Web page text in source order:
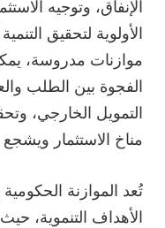
الإنفاق، وتوجيه
الأولوية لتحقيق
موازنات مدروسة،
الفجوة بين الطلب
التمويل الخارجي،
مناخ الاستثمار ويشجع
تُعد الموازنة
الأهداف التنموية،